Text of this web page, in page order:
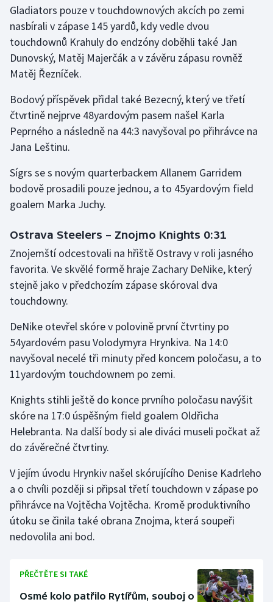
Judo
Krasobruslení
Lyže a snowboard
Moderní pětiboj
Motorsport
Olympijské hry
Parasport
Plavání
Plážový volejbal
Ragby
Rychlobruslení
Rychlostní kanoistika
Short track
Sportovní střelba
Stolní tenis
Triatlon
Veslování
Gladiators pouze v touchdownových akcích po zemi
nasbírali v zápase 145 yardů, kdy vedle dvou
touchdownů Krahuly do endzóny doběhli také Jan
Dunovský, Matěj Majerčák a v závěru zápasu rovněž
Matěj Řezníček.
Bodový příspěvek přidal také Bezecný, který ve třetí
čtvrtině nejprve 48yardovým pasem našel Karla
Peprného a následně na 44:3 navyšoval po přihrávce na
Jana Leštinu.
Sígrs se s novým quarterbackem Allanem Garridem
bodově prosadili pouze jednou, a to 45yardovým field
goalem Marka Juchy.
Ostrava Steelers – Znojmo Knights 0:31
Znojemští odcestovali na hřiště Ostravy v roli jasného
favorita. Ve skvělé formě hraje Zachary DeNike, který
stejně jako v předchozím zápase skóroval dva
touchdowny.
DeNike otevřel skóre v polovině první čtvrtiny po
54yardovém pasu Volodymyra Hrynkiva. Na 14:0
navyšoval necelé tři minuty před koncem poločasu, a to
11yardovým touchdownem po zemi.
Knights stihli ještě do konce prvního poločasu navýšit
skóre na 17:0 úspěšným field goalem Oldřicha
Helebranta. Na další body si ale diváci museli počkat až
do závěrečné čtvrtiny.
V jejím úvodu Hrynkiv našel skórujícího Denise Kadrleho
a o chvíli později si připsal třetí touchdown v zápase po
přihrávce na Vojtěcha Vojtěcha. Kromě produktivního
útoku se činila také obrana Znojma, která soupeři
nedovolila ani bod.
PŘEČTĚTE SI TAKÉ
Osmé kolo patřilo Rytířům, souboj o